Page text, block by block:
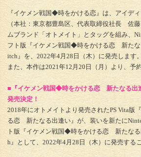
『イケメン戦国◆時をかける恋』は、アイデ
（本社：東京都豊島区、代表取締役社長 佐
ムブランド「オトメイト」とタッグを組み、
フト版『イケメン戦国◆時をかける恋 新たな
itch』を、2022年4月28日（木）に発売します。
また、本作は2021年12月20日（月）より、予
■『イケメン戦国◆時をかける恋 新たなる出
発売決定！
2018年にオトメイトより発売されたPS Vita版
る恋 新たなる出逢い』が、装いを新たに
ト版『イケメン戦国◆時をかける恋 新たなる
h』として、2022年4月28日（木）に発売する